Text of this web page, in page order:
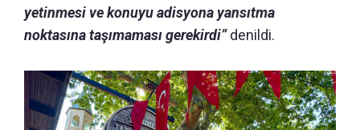
yetinmesi ve konuyu adisyona yansıtma
noktasına taşımaması gerekirdi”denildi.